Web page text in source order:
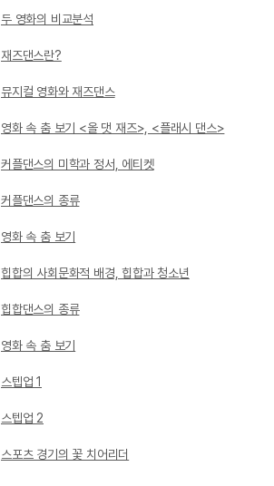
두 영화의 비교분석
재즈댄스란?
뮤지컬 영화와 재즈댄스
영화 속 춤 보기 <올 댓 재즈>, <플래시 댄스>
커플댄스의 미학과 정서, 에티켓
커플댄스의 종류
영화 속 춤 보기
힙합의 사회문화적 배경, 힙합과 청소년
힙합댄스의 종류
영화 속 춤 보기
스텝업 1
스텝업 2
스포츠 경기의 꽃 치어리더